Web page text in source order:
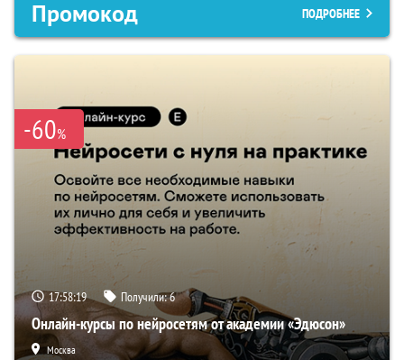
Промокод ПОДРОБНЕЕ
-60%
17:58:18 Получили:6
Онлайн-курсы по нейросетям от академии «Эдюсон»
Москва